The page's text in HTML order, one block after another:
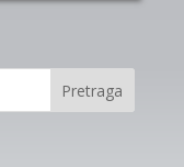
Pretraga